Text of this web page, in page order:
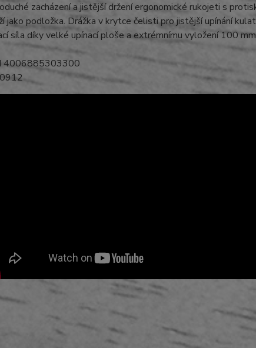
zacházení a jistější držení ergonomické rukojeti s
jako podložka. Drážka v krytce čelisti pro jistější upínání
síla díky velké upínací ploše a extrémnímu vyložení 100
4006885303300